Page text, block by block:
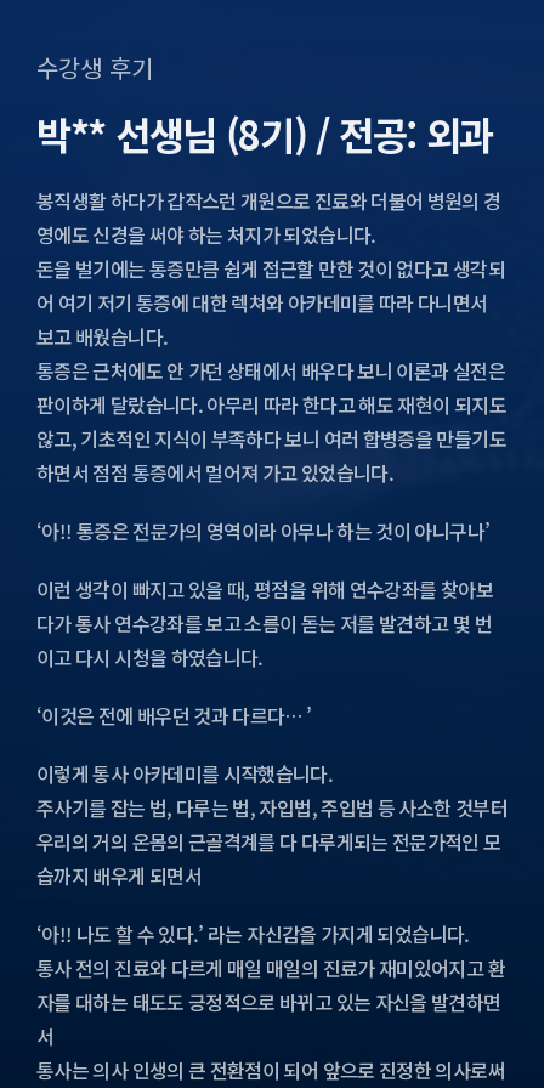
수강생 후기
박** 선생님 (8기) / 전공: 외과
봉직생활 하다가 갑작스런 개원으로 진료와 더불어 병원의 경
영에도 신경을 써야 하는 처지가 되었습니다.
돈을 벌기에는 통증만큼 쉽게 접근할 만한 것이 없다고 생각되
어 여기 저기 통증에 대한 렉쳐와 아카데미를 따라 다니면서
보고 배웠습니다.
통증은 근처에도 안 가던 상태에서 배우다 보니 이론과 실전은
판이하게 달랐습니다. 아무리 따라 한다고 해도 재현이 되지도
않고, 기초적인 지식이 부족하다 보니 여러 합병증을 만들기도
하면서 점점 통증에서 멀어져 가고 있었습니다.
‘아!! 통증은 전문가의 영역이라 아무나 하는 것이 아니구나’
이런 생각이 빠지고 있을 때, 평점을 위해 연수강좌를 찾아보
다가 통사 연수강좌를 보고 소름이 돋는 저를 발견하고 몇 번
이고 다시 시청을 하였습니다.
‘이것은 전에 배우던 것과 다르다… ’
이렇게 통사 아카데미를 시작했습니다.
주사기를 잡는 법, 다루는 법, 자입법, 주입법 등 사소한 것부터
우리의 거의 온몸의 근골격계를 다 다루게되는 전문가적인 모
습까지 배우게 되면서
‘아!! 나도 할 수 있다.’ 라는 자신감을 가지게 되었습니다.
통사 전의 진료와 다르게 매일 매일의 진료가 재미있어지고 환
자를 대하는 태도도 긍정적으로 바뀌고 있는 자신을 발견하면
서
통사는 의사 인생의 큰 전환점이 되어 앞으로 진정한 의사로써